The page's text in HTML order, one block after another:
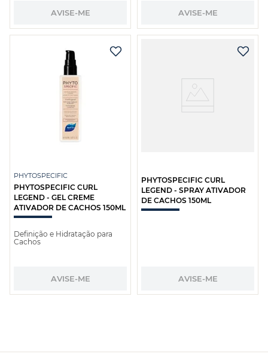
AVISE-ME AVISE-ME
PHYTOSPECIFIC
PHYTOSPECIFIC CURL
LEGEND - GEL CREME
ATIVADOR DE CACHOS 150ML
Definição e Hidratação para
Cachos
AVISE-ME
PHYTOSPECIFIC CURL
LEGEND - SPRAY ATIVADOR
DE CACHOS 150ML
AVISE-ME